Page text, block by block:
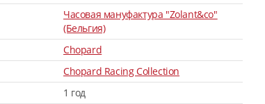
Часовая мануфактура "Zolant&co"
(Бельгия)
Chopard
Chopard Racing Collection
1 год